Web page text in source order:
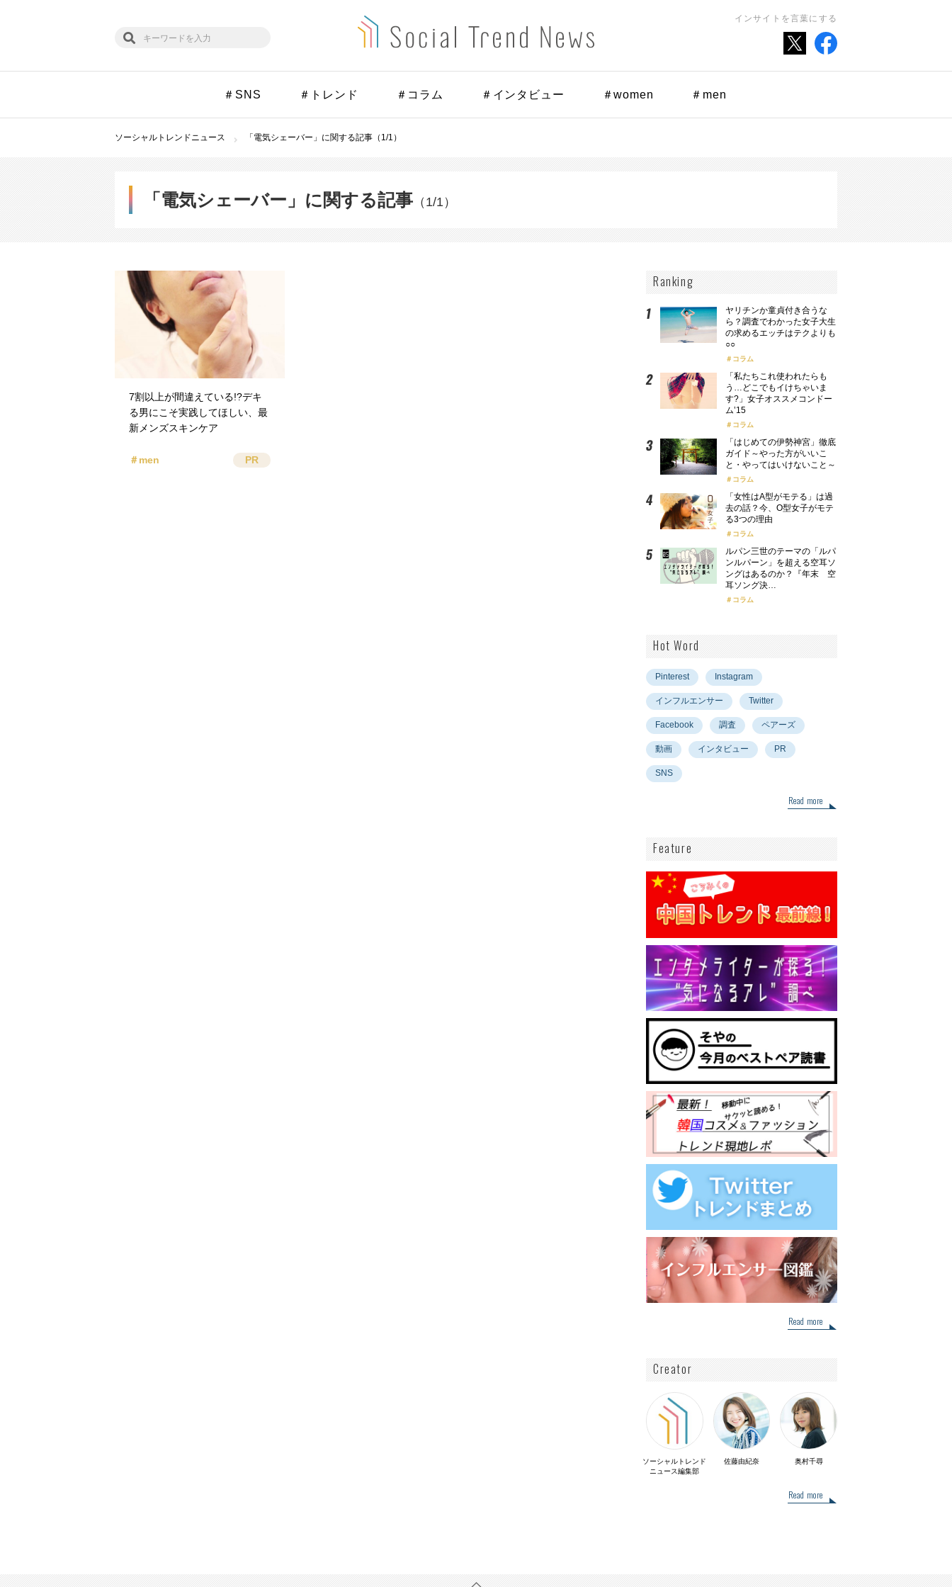
インサイトを言葉にする
＃SNS ＃トレンド ＃コラム ＃インタビュー ＃women ＃men
ソーシャルトレンドニュース 「電気シェーバー」に関する記事（1/1）
「電気シェーバー」に関する記事 （1/1）
7割以上が間違えている!?デキ
る男にこそ実践してほしい、最
新メンズスキンケア
＃men PR
Ranking
ヤリチンか童貞付き合うな
ら？調査でわかった女子大生
の求めるエッチはテクよりも
○○
コラム
「私たちこれ使われたらも
う…どこでもイけちゃいま
す?」女子オススメコンドー
ム’15
コラム
「はじめての伊勢神宮」徹底
ガイド～やった方がいいこ
と・やってはいけないこと～
コラム
「女性はA型がモテる」は過
去の話？今、O型女子がモテ
る3つの理由
コラム
ルパン三世のテーマの「ルパ
ンルパーン」を超える空耳ソ
ングはあるのか？『年末 空
耳ソング決…
コラム
Hot Word
Pinterest Instagram
インフルエンサー Twitter
Facebook 調査 ペアーズ
動画 インタビュー PR
SNS
Read more
Feature
Read more
Creator
ソーシャルトレンド
ニュース編集部
佐藤由紀奈 奥村千尋
Read more